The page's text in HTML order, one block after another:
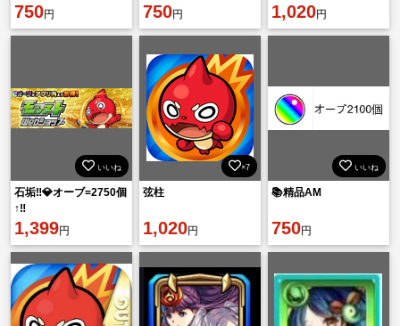
750円 750円 1,020円
いいね
石垢‼️💎オーブ=2750個
↑‼️
1,399円
×7
弦柱
1,020円
いいね
📚精品AM
750円